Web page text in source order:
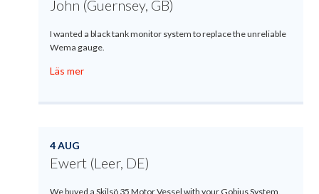
John (Guernsey, GB)
I wanted a black tank monitor system to replace the unreliable
Wema gauge.
Läs mer
4 AUG
Ewert (Leer, DE)
We buyed a Skilsö 35 Motor Vessel with your Gobius System.